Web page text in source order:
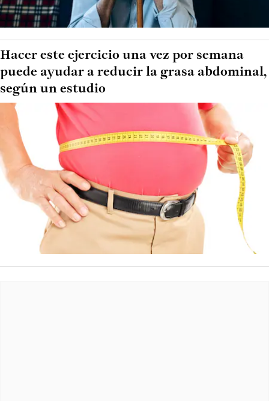
Hacer este ejercicio una vez por semana
puede ayudar a reducir la grasa abdominal,
según un estudio